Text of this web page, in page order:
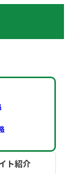
ト紹介